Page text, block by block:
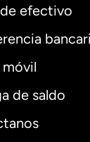
efectivo
de saldo